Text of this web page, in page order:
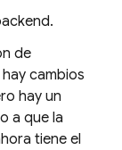
de
cambios
hay un
a que la
tiene el